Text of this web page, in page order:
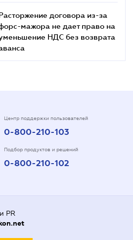
договора из-за
мажора не дает право на
НДС без возврата
Центр поддержки пользователей
0-800-210-103
Подбор продуктов и решений
0-800-210-102
PR